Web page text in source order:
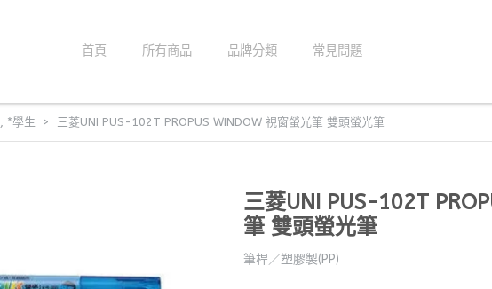
首頁 所有商品 品牌分類 常見問題
, *學生 三菱UNI PUS-102T PROPUS WINDOW 視窗螢光筆 雙頭螢光筆
三菱UNI PUS-102T
筆 雙頭螢光筆
筆桿／塑膠製(PP)